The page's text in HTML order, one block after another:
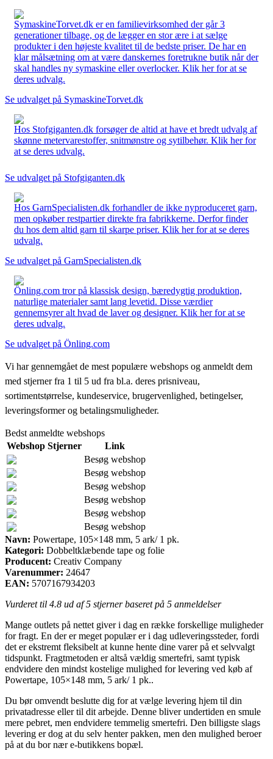
SymaskineTorvet.dk er en familievirksomhed der går 3
generationer tilbage, og de lægger en stor ære i at sælge
produkter i den højeste kvalitet til de bedste priser. De har en
klar målsætning om at være danskernes foretrukne butik når der
skal handles ny symaskine eller overlocker. Klik her for at se
deres udvalg.
Se udvalget på SymaskineTorvet.dk
Hos Stofgiganten.dk forsøger de altid at have et bredt udvalg af
skønne metervarestoffer, snitmønstre og sytilbehør. Klik her for
at se deres udvalg.
Se udvalget på Stofgiganten.dk
Hos GarnSpecialisten.dk forhandler de ikke nyproduceret garn,
men opkøber restpartier direkte fra fabrikkerne. Derfor finder
du hos dem altid garn til skarpe priser. Klik her for at se deres
udvalg.
Se udvalget på GarnSpecialisten.dk
Önling.com tror på klassisk design, bæredygtig produktion,
naturlige materialer samt lang levetid. Disse værdier
gennemsyrer alt hvad de laver og designer. Klik her for at se
deres udvalg.
Se udvalget på Önling.com
Vi har gennemgået de mest populære webshops og anmeldt dem
med stjerner fra 1 til 5 ud fra bl.a. deres prisniveau,
sortimentstørrelse, kundeservice, brugervenlighed, betingelser,
leveringsformer og betalingsmuligheder.
Bedst anmeldte webshops
Webshop Stjerner
Link
Besøg webshop
Besøg webshop
Besøg webshop
Besøg webshop
Besøg webshop
Besøg webshop
Navn: Powertape, 105×148 mm, 5 ark/ 1 pk.
Kategori: Dobbeltklæbende tape og folie
Producent: Creativ Company
Varenummer: 24647
EAN: 5707167934203
Vurderet til 4.8 ud af 5 stjerner baseret på 5 anmeldelser
Mange outlets på nettet giver i dag en række forskellige muligheder
for fragt. En der er meget populær er i dag udleveringssteder, fordi
det er ekstremt fleksibelt at kunne hente dine varer på et selvvalgt
tidspunkt. Fragtmetoden er altså vældig smertefri, samt typisk
endvidere den mindst kostelige mulighed for levering ved køb af
Powertape, 105×148 mm, 5 ark/ 1 pk..
Du bør omvendt beslutte dig for at vælge levering hjem til din
privatadresse eller til dit arbejde. Denne bliver undertiden en smule
mere pebret, men endvidere temmelig smertefri. Den billigste slags
levering er dog at du selv henter pakken, men den mulighed beroer
på at du bor nær e-butikkens bopæl.